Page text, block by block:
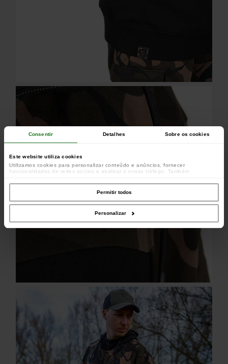
Consentir Detalhes Sobre os cookies
Este website utiliza cookies
Utilizamos cookies para personalizar conteúdo e anúncios, fornecer
funcionalidades de redes sociais e analisar o nosso tráfego. Também
parceiros de redes sociais, de publicidade e de análise, que as podem combinar
com outras informações que lhes forneceu ou recolhidas por estes a partir da
sua utilização dos respetivos serviços.
Permitir todos
Personalizar